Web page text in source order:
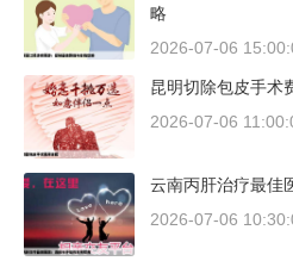
略
2026-07-06
昆明切除包皮手术
2026-07-06
云南丙肝治疗最佳
2026-07-06